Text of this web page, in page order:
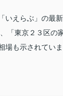
いえらぶ」の最新
「東京２３区の
場も示されていま